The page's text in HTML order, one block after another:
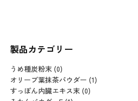
製品カテゴリー
うめ種炭粉末 (0)
オリーブ葉抹茶パウダー (1)
すっぽん内臓エキス末 (0)